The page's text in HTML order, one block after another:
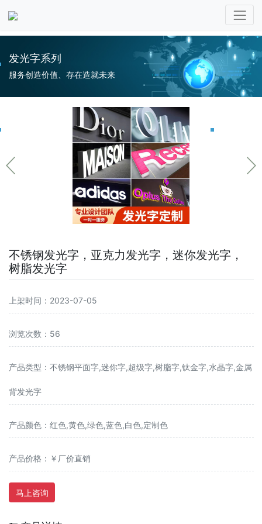
发光字系列
服务创造价值、存在造就未来
不锈钢发光字，亚克力发光字，迷你发光字，
树脂发光字
上架时间：2023-07-05
浏览次数：56
产品类型：不锈钢平面字,迷你字,超级字,树脂字,钛金字,水晶字,金属
背发光字
产品颜色：红色,黄色,绿色,蓝色,白色,定制色
产品价格：￥厂价直销
马上咨询